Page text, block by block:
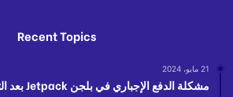
Recent Topics
21 مايو، 2024
مشكلة الدفع الإجباري في بلجن Jetpack بعد التحديث